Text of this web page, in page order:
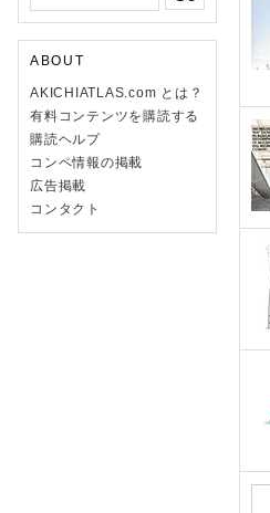
ABOUT
AKICHIATLAS.com とは？
有料コンテンツを購読する
購読ヘルプ
コンペ情報の掲載
広告掲載
コンタクト